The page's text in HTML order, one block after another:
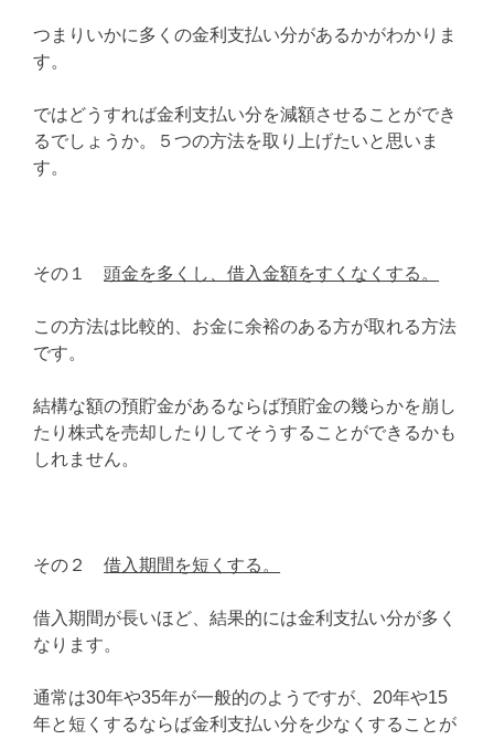
つまりいかに多くの金利支払い分があるかがわかりま
す。
ではどうすれば金利支払い分を減額させることができ
るでしょうか。５つの方法を取り上げたいと思いま
す。
その１頭金を多くし、借入金額をすくなくする。
この方法は比較的、お金に余裕のある方が取れる方法
です。
結構な額の預貯金があるならば預貯金の幾らかを崩し
たり株式を売却したりしてそうすることができるかも
しれません。
その２借入期間を短くする。
借入期間が長いほど、結果的には金利支払い分が多く
なります。
通常は30年や35年が一般的のようですが、20年や15
年と短くするならば金利支払い分を少なくすることが